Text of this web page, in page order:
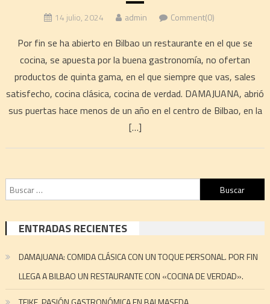
14 julio, 2024 admin Comment(0)
Por fin se ha abierto en Bilbao un restaurante en el que se
cocina, se apuesta por la buena gastronomía, no ofertan
productos de quinta gama, en el que siempre que vas, sales
satisfecho, cocina clásica, cocina de verdad. DAMAJUANA, abrió
sus puertas hace menos de un año en el centro de Bilbao, en la
[…]
Buscar:
ENTRADAS RECIENTES
DAMAJUANA: COMIDA CLÁSICA CON UN TOQUE PERSONAL. POR FIN
LLEGA A BILBAO UN RESTAURANTE CON «COCINA DE VERDAD».